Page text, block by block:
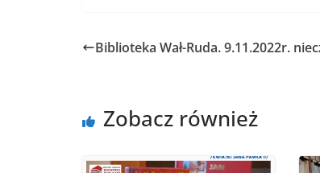
Biblioteka Wał-Ruda. 9.11.2022r.
Zobacz również